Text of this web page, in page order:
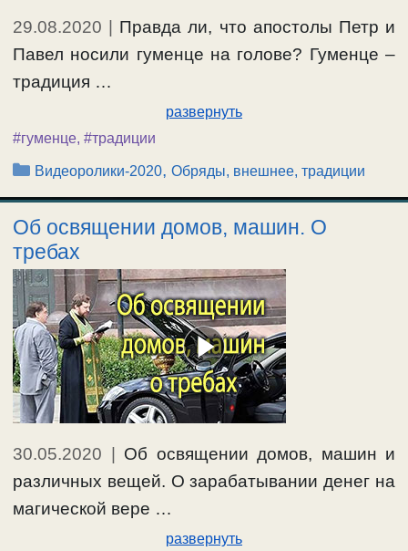
29.08.2020 | Правда ли, что апостолы Петр и
Павел носили гуменце на голове? Гуменце –
традиция …
развернуть
#гуменце, #традиции
Рубрики
Видеоролики-2020,Обряды, внешнее, традиции
Об освящении домов, машин. О
требах
30.05.2020 | Об освящении домов, машин и
различных вещей. О зарабатывании денег на
магической вере …
развернуть